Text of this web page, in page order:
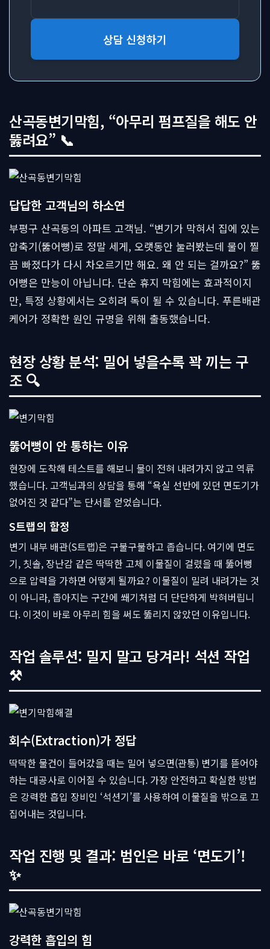
상담 신청하기
산곡동변기막힘, “아무리 펌프질을 해도 안
뚫려요” 📞
답답한 고객님의 하소연
부평구 산곡동의 아파트 고객님. “변기가 막혀서 집에 있는
압축기(뚫어뻥)로 정말 세게, 오랫동안 눌러봤는데 물이 찔
끔 빠졌다가 다시 차오르기만 해요. 왜 안 되는 걸까요?” 뚫
어뻥은 만능이 아닙니다. 단순 휴지 막힘에는 효과적이지
만, 특정 상황에서는 오히려 독이 될 수 있습니다. 푸른배관
케어가 정확한 원인 규명을 위해 출동했습니다.
현장 상황 분석: 밀어 넣을수록 꽉 끼는 구
조 🔍
뚫어뻥이 안 통하는 이유
현장에 도착해 테스트를 해보니 물이 전혀 내려가지 않고 역류
했습니다. 고객님과의 상담을 통해 “욕실 선반에 있던 면도기가
없어진 것 같다”는 단서를 얻었습니다.
S트랩의 함정
변기 내부 배관(S트랩)은 구불구불하고 좁습니다. 여기에 면도
기, 칫솔, 장난감 같은 딱딱한 고체 이물질이 걸렸을 때 뚫어뻥
으로 압력을 가하면 어떻게 될까요? 이물질이 밀려 내려가는 것
이 아니라, 좁아지는 구간에 쐐기처럼 더 단단하게 박혀버립니
다. 이것이 바로 아무리 힘을 써도 뚫리지 않았던 이유입니다.
작업 솔루션: 밀지 말고 당겨라! 석션 작업
⚒
회수(Extraction)가 정답
딱딱한 물건이 들어갔을 때는 밀어 넣으면(관통) 변기를 뜯어야
하는 대공사로 이어질 수 있습니다. 가장 안전하고 확실한 방법
은 강력한 흡입 장비인 ‘석션기’를 사용하여 이물질을 밖으로 끄
집어내는 것입니다.
작업 진행 및 결과: 범인은 바로 ‘면도기’!
✨
강력한 흡입의 힘